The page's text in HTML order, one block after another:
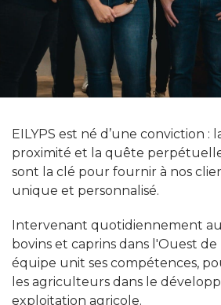
EILYPS est né d’une conviction :
proximité et la quête
sont la clé pour fournir à nos
unique et personnalisé.
Intervenant quotidiennement
bovins et caprins dans l'Ouest
équipe unit ses compétences,
les agriculteurs dans le
exploitation agricole.